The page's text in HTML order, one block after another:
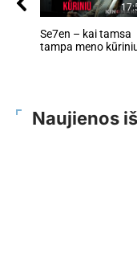
Se7en – kai tamsa
tampa meno
Naujienos